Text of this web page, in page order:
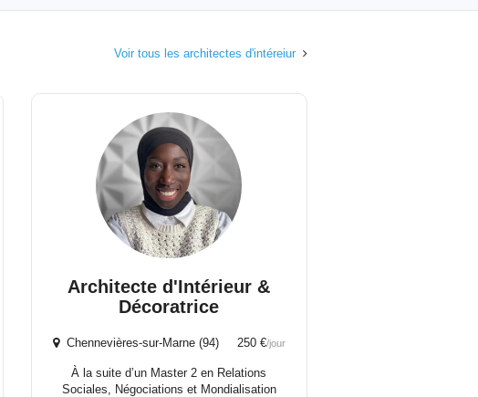
Voir tous les architectes d'intéreiur
Architecte d'Intérieur &
Décoratrice
Chennevières-sur-Marne (94) 250 €/jour
À la suite d’un Master 2 en Relations
Sociales, Négociations et Mondialisation